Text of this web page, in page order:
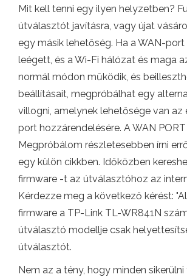
Mit kell tenni egy ilyen helyzetben?
útválasztót javításra, vagy újat
egy másik lehetőség. Ha a WAN-
leégett, és a Wi-Fi hálózat és maga
normál módon működik, és
beállításait, megpróbálhat egy
villogni, amelynek lehetősége van az
port hozzárendelésére. A WAN
Megpróbálom részletesebben írni
egy külön cikkben. Időközben
firmware -t az útválasztóhoz az
Kérdezze meg a következő kérést:
firmware a TP-Link TL-WR841N
útválasztó modellje csak
útválasztót.
Nem az a tény, hogy minden